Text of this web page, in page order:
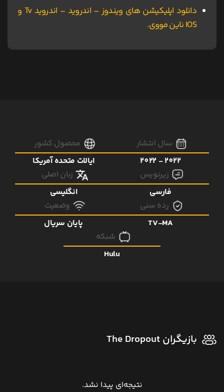
دانلود اپلیکیشن های ویندوز – اندروید – اندروید Tv و
IOS ناین مووی.
سال انتشار
2022 - 2022
محصول کشور
ایالات متحده آمریکا
زیرنویس
فارسی
زبان اصلی
انگلیسی
رده سنی
TV-MA
وضعیت
پایان سریال
شبکه
Hulu
بازیگران The Dropout
نتیجه‌ای پیدا نشد.